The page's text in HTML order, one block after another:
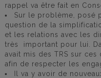
rappel va être fait en
Sur le problème, posé
question de la
et les relations avec les
très important pour lui.
avait mis des TRS sur
afin de respecter les
Il va y avoir de